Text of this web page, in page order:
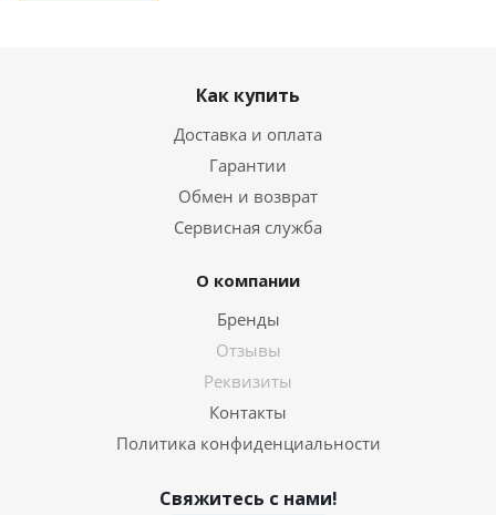
Как купить
Доставка и оплата
Гарантии
Обмен и возврат
Сервисная служба
О компании
Бренды
Отзывы
Реквизиты
Контакты
Политика конфиденциальности
Свяжитесь с нами!